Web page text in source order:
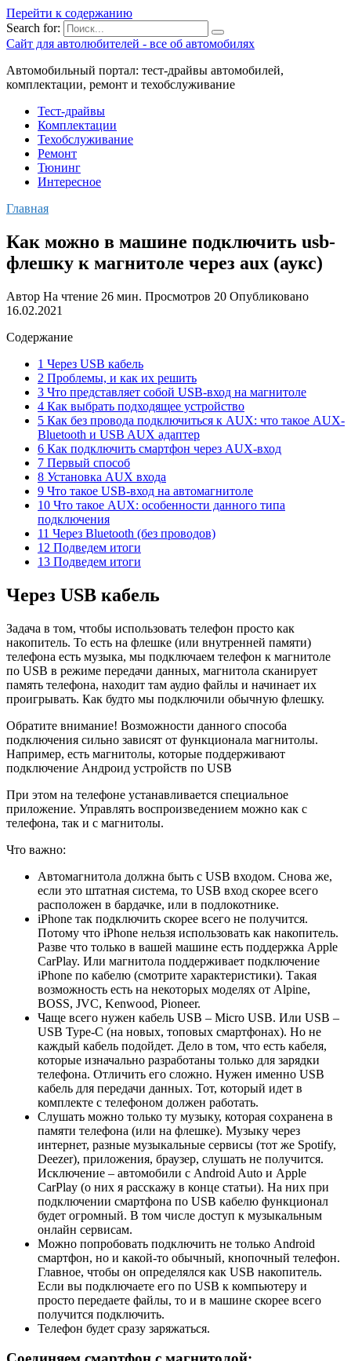
Перейти к содержанию
Search for:
Сайт для автолюбителей - все об автомобилях
Автомобильный портал: тест-драйвы автомобилей,
комплектации, ремонт и техобслуживание
Тест-драйвы
Комплектации
Техобслуживание
Ремонт
Тюнинг
Интересное
Главная
Как можно в машине подключить usb-
флешку к магнитоле через aux (аукс)
Автор На чтение 26 мин. Просмотров 20 Опубликовано
16.02.2021
Содержание
1 Через USB кабель
2 Проблемы, и как их решить
3 Что представляет собой USB-вход на магнитоле
4 Как выбрать подходящее устройство
5 Как без провода подключиться к AUX: что такое AUX-
Bluetooth и USB AUX адаптер
6 Как подключить смартфон через AUX-вход
7 Первый способ
8 Установка AUX входа
9 Что такое USB-вход на автомагнитоле
10 Что такое AUX: особенности данного типа
подключения
11 Через Bluetooth (без проводов)
12 Подведем итоги
13 Подведем итоги
Через USB кабель
Задача в том, чтобы использовать телефон просто как
накопитель. То есть на флешке (или внутренней памяти)
телефона есть музыка, мы подключаем телефон к магнитоле
по USB в режиме передачи данных, магнитола сканирует
память телефона, находит там аудио файлы и начинает их
проигрывать. Как будто мы подключили обычную флешку.
Обратите внимание! Возможности данного способа
подключения сильно зависят от функционала магнитолы.
Например, есть магнитолы, которые поддерживают
подключение Андроид устройств по USB
При этом на телефоне устанавливается специальное
приложение. Управлять воспроизведением можно как с
телефона, так и с магнитолы.
Что важно:
Автомагнитола должна быть с USB входом. Снова же,
если это штатная система, то USB вход скорее всего
расположен в бардачке, или в подлокотнике.
iPhone так подключить скорее всего не получится.
Потому что iPhone нельзя использовать как накопитель.
Разве что только в вашей машине есть поддержка Apple
CarPlay. Или магнитола поддерживает подключение
iPhone по кабелю (смотрите характеристики). Такая
возможность есть на некоторых моделях от Alpine,
BOSS, JVC, Kenwood, Pioneer.
Чаще всего нужен кабель USB – Micro USB. Или USB –
USB Type-C (на новых, топовых смартфонах). Но не
каждый кабель подойдет. Дело в том, что есть кабеля,
которые изначально разработаны только для зарядки
телефона. Отличить его сложно. Нужен именно USB
кабель для передачи данных. Тот, который идет в
комплекте с телефоном должен работать.
Слушать можно только ту музыку, которая сохранена в
памяти телефона (или на флешке). Музыку через
интернет, разные музыкальные сервисы (тот же Spotify,
Deezer), приложения, браузер, слушать не получится.
Исключение – автомобили с Android Auto и Apple
CarPlay (о них я расскажу в конце статьи). На них при
подключении смартфона по USB кабелю функционал
будет огромный. В том числе доступ к музыкальным
онлайн сервисам.
Можно попробовать подключить не только Android
смартфон, но и какой-то обычный, кнопочный телефон.
Главное, чтобы он определялся как USB накопитель.
Если вы подключаете его по USB к компьютеру и
просто передаете файлы, то и в машине скорее всего
получится подключить.
Телефон будет сразу заряжаться.